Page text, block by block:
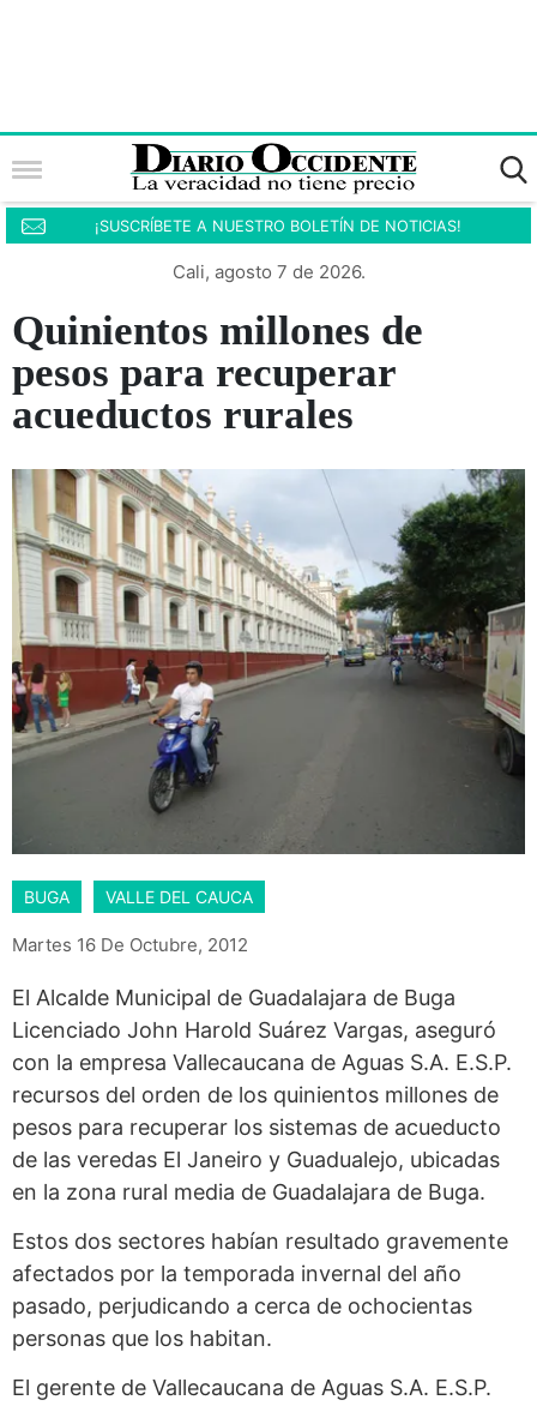
¡SUSCRÍBETE A NUESTRO BOLETÍN DE NOTICIAS!
Cali, agosto 7 de 2026.
Quinientos millones de
pesos para recuperar
acueductos rurales
BUGA VALLE DEL CAUCA
Martes 16 De Octubre, 2012
El Alcalde Municipal de Guadalajara de Buga
Licenciado John Harold Suárez Vargas, aseguró
con la empresa Vallecaucana de Aguas S.A. E.S.P.
recursos del orden de los quinientos millones de
pesos para recuperar los sistemas de acueducto
de las veredas El Janeiro y Guadualejo, ubicadas
en la zona rural media de Guadalajara de Buga.
Estos dos sectores habían resultado gravemente
afectados por la temporada invernal del año
pasado, perjudicando a cerca de ochocientas
personas que los habitan.
El gerente de Vallecaucana de Aguas S.A. E.S.P.